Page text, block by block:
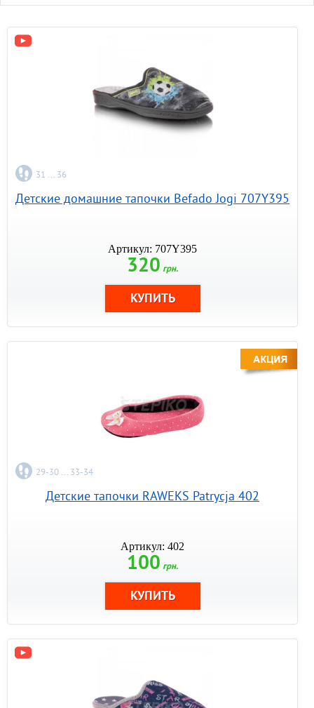
31 ... 36
Детские домашние тапочки Befado Jogi 707Y395
Артикул: 707Y395
320 грн.
29-30 ... 33-34
Детские тапочки RAWEKS Patrycja 402
Артикул: 402
100 грн.